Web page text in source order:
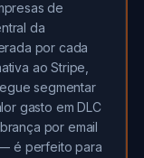
de
da
por cada
ao Stripe,
segmentar
gasto em DLC
por email
é perfeito para